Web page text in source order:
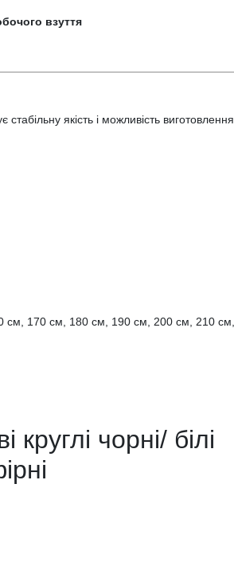
взуття
якість і можливість виготовлення
170 см, 180 см, 190 см, 200 см, 210 см,
круглі чорні/ білі